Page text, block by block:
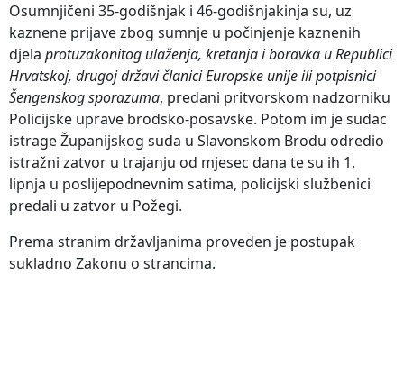
Osumnjičeni 35-godišnjak i 46-godišnjakinja su, uz
kaznene prijave zbog sumnje u počinjenje kaznenih
djela protuzakonitog ulaženja, kretanja i boravka u Republici
Hrvatskoj, drugoj državi članici Europske unije ili potpisnici
Šengenskog sporazuma, predani pritvorskom nadzorniku
Policijske uprave brodsko-posavske. Potom im je sudac
istrage Županijskog suda u Slavonskom Brodu odredio
istražni zatvor u trajanju od mjesec dana te su ih 1.
lipnja u poslijepodnevnim satima, policijski službenici
predali u zatvor u Požegi.
Prema stranim državljanima proveden je postupak
sukladno Zakonu o strancima.